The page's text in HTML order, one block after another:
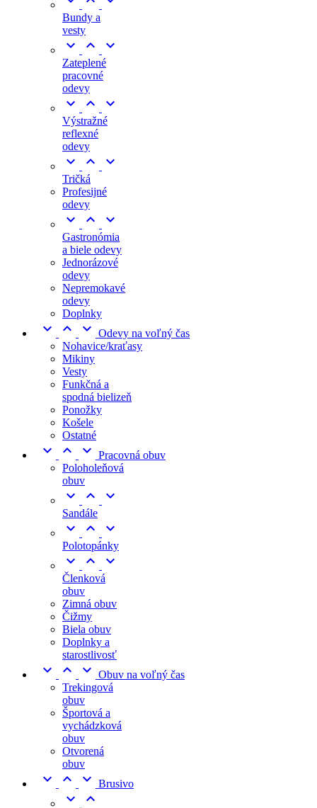
Bundy a
vesty
  
Zateplené
pracovné
odevy
  
Výstražné
reflexné
odevy
  
Tričká
Profesijné
odevy
  
Gastronómia
a biele odevy
Jednorázové
odevy
Nepremokavé
odevy
Doplnky
   Odevy na voľný čas
Nohavice/kraťasy
Mikiny
Vesty
Funkčná a
spodná bielizeň
Ponožky
Košele
Ostatné
   Pracovná obuv
Poloholeňová
obuv
  
Sandále
  
Polotopánky
  
Členková
obuv
Zimná obuv
Čižmy
Biela obuv
Doplnky a
starostlivosť
   Obuv na voľný čas
Trekingová
obuv
Športová a
vychádzková
obuv
Otvorená
obuv
   Brusivo

